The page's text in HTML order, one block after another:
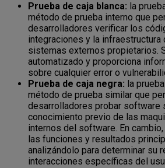
Prueba de caja blanca: la
método de prueba interno que
desarrolladores verificar los
integraciones y la
sistemas externos propietarios.
automatizado y proporciona
sobre cualquier error o
Prueba de caja negra: la
método de prueba similar que
desarrolladores probar software
conocimiento previo de las
internos del software. En
las funciones y resultados
analizándolo para determinar su
interacciones específicas del